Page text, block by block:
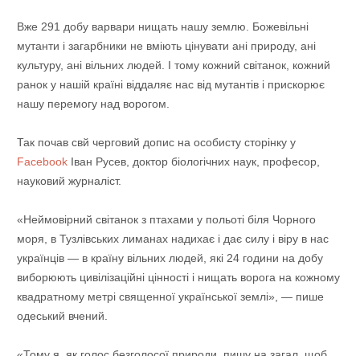
Вже 291 добу варвари нищать нашу землю. Божевільні
мутанти і загарбники не вміють цінувати ані природу, ані
культуру, ані вільних людей. І тому кожний світанок, кожний
ранок у нашій країні віддаляє нас від мутантів і прискорює
нашу перемогу над ворогом.
Так почав свй черговий допис на особисту сторінку у
FacebookІван Русев, доктор біологічних наук, професор,
науковий журналіст.
«Неймовірний світанок з птахами у польоті біля Чорного
моря, в Тузлівських лиманах надихає і дає силу і віру в нас
українців — в країну вільних людей, які 24 години на добу
виборюють цивілізаційні цінності і нищать ворога на кожному
квадратному метрі священної української землі», — пише
одеський вчений.